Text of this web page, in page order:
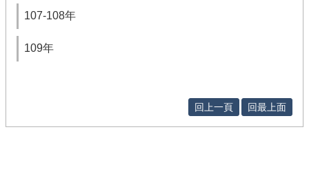
107-108年
109年
回上一頁 回最上面